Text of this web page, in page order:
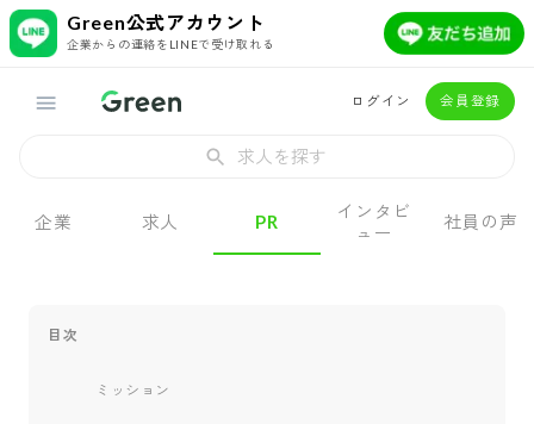
Green公式アカウント
企業からの連絡をLINEで受け取れる
ログイン 会員登録
求人を探す
企業 求人 PR
インタビ
ュー
社員の声
目次
ミッション